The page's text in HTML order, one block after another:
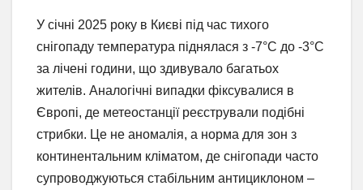
У січні 2025 року в Києві під час тихого
снігопаду температура піднялася з -7°C до -3°C
за лічені години, що здивувало багатьох
жителів. Аналогічні випадки фіксувалися в
Європі, де метеостанції реєстрували подібні
стрибки. Це не аномалія, а норма для зон з
континентальним кліматом, де снігопади часто
супроводжуються стабільним антициклоном –